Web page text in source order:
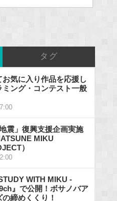
タグ
気に入り作品を応援し
ミング・コンテスト一般
震」復興支援企画実施
MIKU
）
WITH MIKU -
』で公開！ボサノバア
締めくくり！